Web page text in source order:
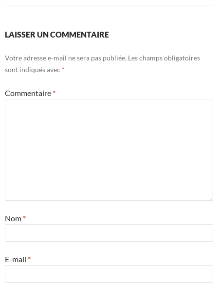
LAISSER UN COMMENTAIRE
Votre adresse e-mail ne sera pas publiée. Les champs obligatoires
sont indiqués avec *
Commentaire *
Nom *
E-mail *